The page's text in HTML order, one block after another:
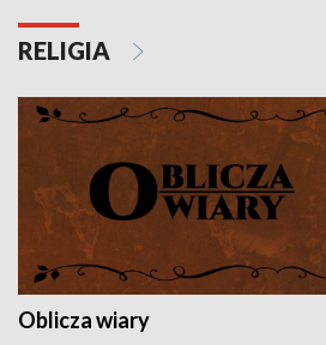
RELIGIA
Oblicza wiary